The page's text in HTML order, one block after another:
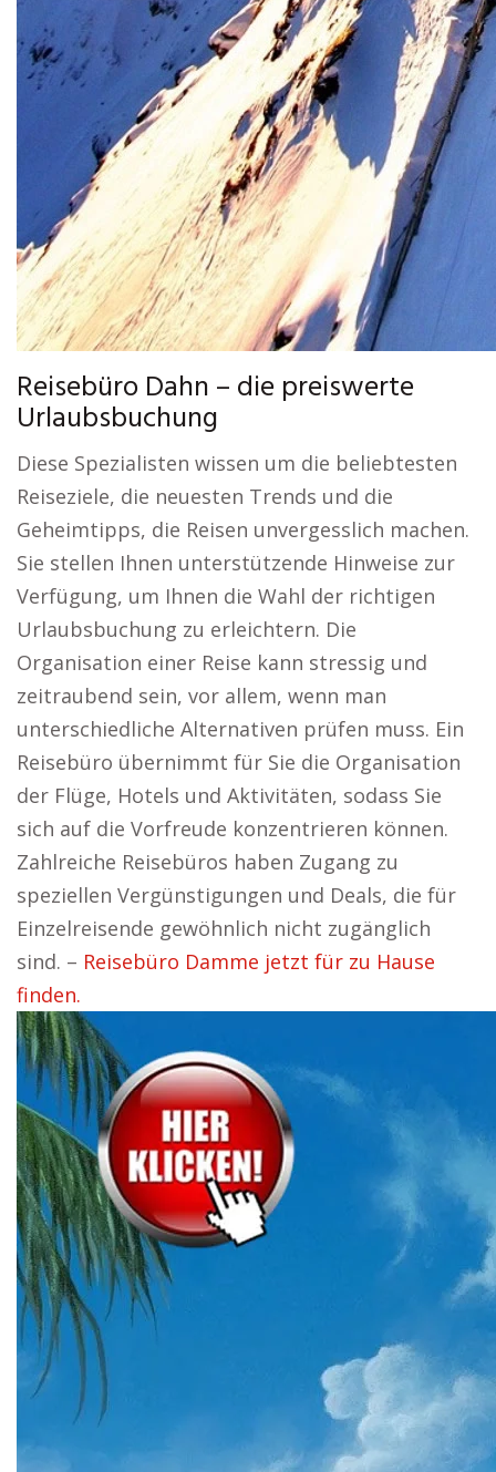
Reisebüro Dahn – die preiswerte
Urlaubsbuchung
Diese Spezialisten wissen um die beliebtesten
Reiseziele, die neuesten Trends und die
Geheimtipps, die Reisen unvergesslich machen.
Sie stellen Ihnen unterstützende Hinweise zur
Verfügung, um Ihnen die Wahl der richtigen
Urlaubsbuchung zu erleichtern. Die
Organisation einer Reise kann stressig und
zeitraubend sein, vor allem, wenn man
unterschiedliche Alternativen prüfen muss. Ein
Reisebüro übernimmt für Sie die Organisation
der Flüge, Hotels und Aktivitäten, sodass Sie
sich auf die Vorfreude konzentrieren können.
Zahlreiche Reisebüros haben Zugang zu
speziellen Vergünstigungen und Deals, die für
Einzelreisende gewöhnlich nicht zugänglich
sind. – Reisebüro Damme jetzt für zu Hause
finden.